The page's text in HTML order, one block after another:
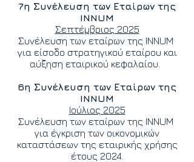
7η Συνέλευση των Εταίρων της
INNUM
Σεπτέμβριος 2025
Συνέλευση των εταίρων της INNUM
για είσοδο στρατηγικού εταίρου και
αύξηση εταιρικού κεφαλαίου.
6η Συνέλευση των Εταίρων της
INNUM
Ιούλιος 2025
Συνέλευση των εταίρων της INNUM
για έγκριση των οικονομικών
καταστάσεων της εταιρικής χρήσης
έτους 2024.